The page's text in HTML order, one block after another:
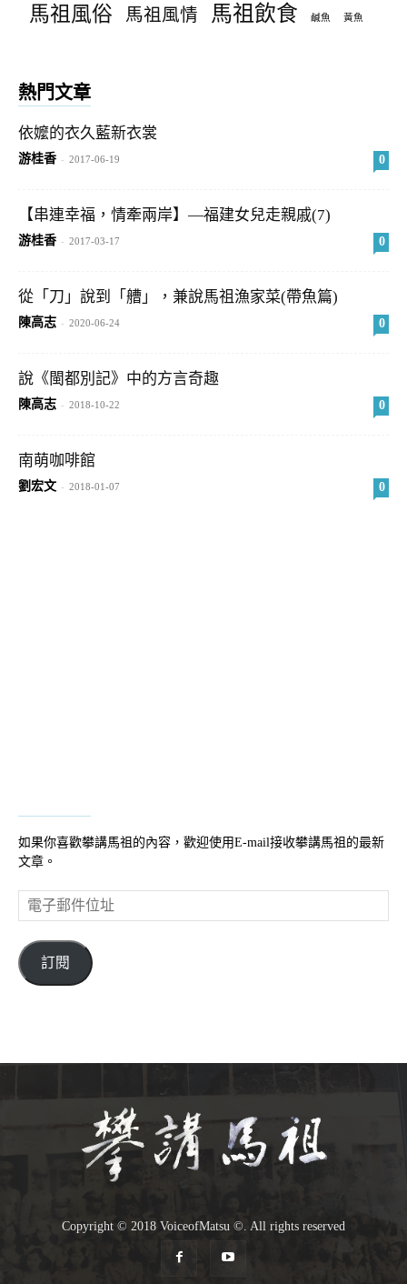
馬祖風俗 馬祖風情 馬祖飲食 鹹魚 黃魚
熱門文章
依嬤的衣久藍新衣裳
游桂香 - 2017-06-19 0
【串連幸福，情牽兩岸】—福建女兒走親戚(7)
游桂香 - 2017-03-17 0
從「刀」說到「艚」，兼說馬祖漁家菜(帶魚篇)
陳高志 - 2020-06-24 0
說《閩都別記》中的方言奇趣
陳高志 - 2018-10-22 0
南萌咖啡館
劉宏文 - 2018-01-07 0
如果你喜歡攀講馬祖的內容，歡迎使用E-mail接收攀講馬祖的最新
文章。
電
子
件
位
訂閱
Copyright © 2018 VoiceofMatsu ©. All rights reserved